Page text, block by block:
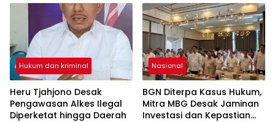
Hukum dan kriminal
Heru Tjahjono Desak
Pengawasan Alkes Ilegal
Diperketat hingga Daerah
Nasional
BGN Diterpa Kasus Hukum,
Mitra MBG Desak Jaminan
Investasi dan Kepastian